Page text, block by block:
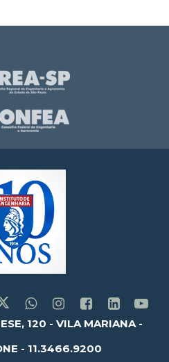
120 - VILA MARIANA -
- 11.3466.9200